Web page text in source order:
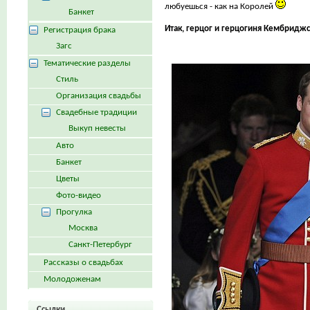
любуешься - как на Королей
Итак, герцог и герцогиня
Банкет
Регистрация брака
Загс
Тематические разделы
Стиль
Организация свадьбы
Свадебные традиции
Выкуп невесты
Авто
Банкет
Цветы
Фото-видео
Прогулка
Москва
Санкт-Петербург
Рассказы о свадьбах
Молодоженам